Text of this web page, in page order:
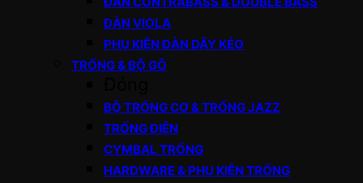
ĐÀN VIOLA
PHỤ KIỆN ĐÀN DÂY KÉO
TRỐNG & BỘ GÕ
BỘ TRỐNG CƠ & TRỐNG JAZZ
TRỐNG ĐIỆN
CYMBAL TRỐNG
HARDWARE & PHỤ KIỆN TRỐNG